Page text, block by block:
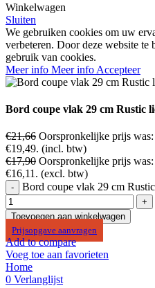
Winkelwagen
Sluiten
We gebruiken cookies om uw
verbeteren. Door deze website te
gebruik van cookies.
Meer info Meer info Accepteer
Bord coupe vlak 29 cm Rustic
€21,66 Oorspronkelijke prijs
€19,49. (incl. btw)
€17,90 Oorspronkelijke prijs
€16,11. (excl. btw)
Bord coupe vlak 29 cm
Toevoegen aan winkelwagen
Prijsopgave aanvragen
Add to compare
Voeg toe aan favorieten
Home
0 Verlanglijst